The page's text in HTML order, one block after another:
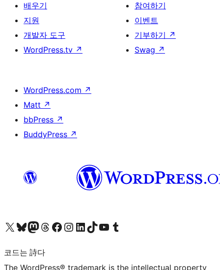
배우기
지원
개발자 도구
WordPress.tv ↗
참여하기
이벤트
기부하기 ↗
Swag ↗
WordPress.com ↗
Matt ↗
bbPress ↗
BuddyPress ↗
X(이전 트위터) 계정 방문하기블루스카이 계정 방문하기마스토돈 계정 방문하기스레드 계정 방문하기 페이스북 페이지 방문하기인스타그램 계정 방문하기 LinkedIn 계정 방문하기틱톡 계정 방문하기유튜브 채널 방문하기 텀블러 계정 방문하기
코드는 詩다
The WordPress® trademark is the intellectual property